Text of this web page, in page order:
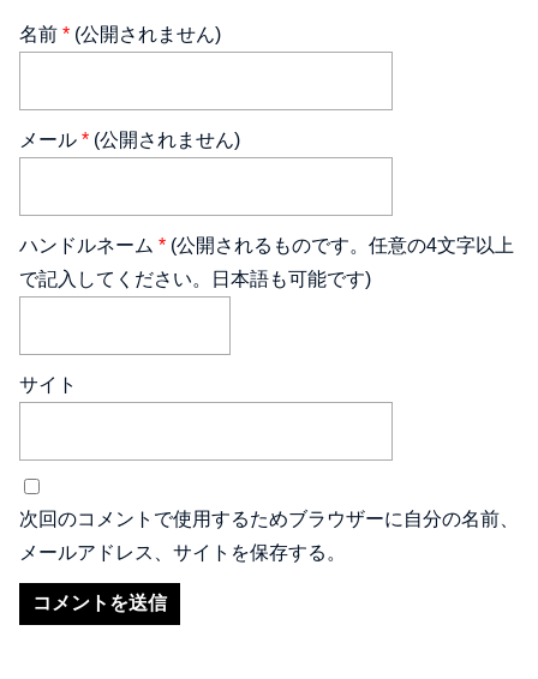
名前 * (公開されません)
メール * (公開されません)
ハンドルネーム * (公開されるものです。任意の4文字以上
で記入してください。日本語も可能です)
サイト
次回のコメントで使用するためブラウザーに自分の名前、
メールアドレス、サイトを保存する。